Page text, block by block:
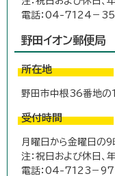
電話：04-7124－
野田イオン郵便局
所在地
野田市中根36番地の1
受付時間
月曜日から金曜日の
注：祝日および休日、
電話：04-7123－